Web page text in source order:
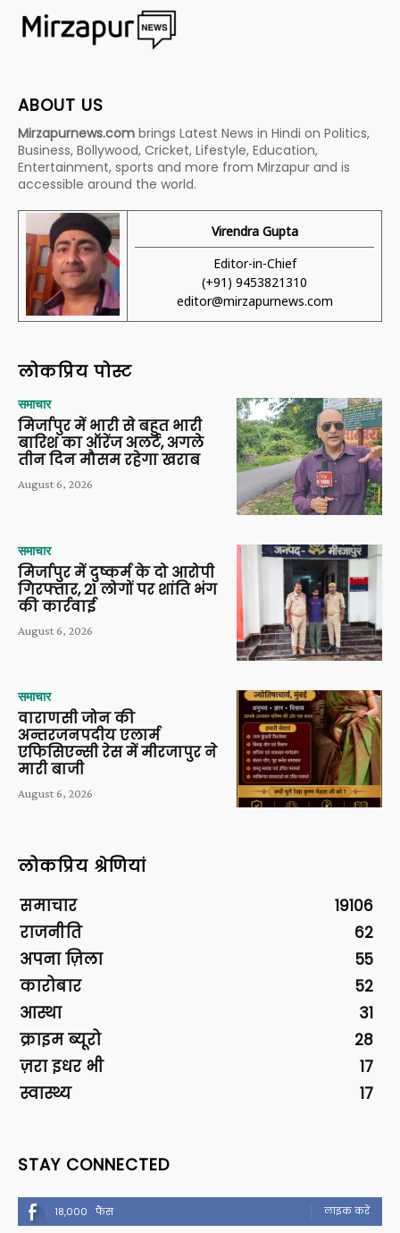
ABOUT US
Mirzapurnews.com brings Latest News in Hindi on Politics,
Business, Bollywood, Cricket, Lifestyle, Education,
Entertainment, sports and more from Mirzapur and is
accessible around the world.
Virendra Gupta
Editor-in-Chief
(+91) 9453821310
editor@mirzapurnews.com
लोकप्रिय पोस्ट
समाचार
मिर्जापुर में भारी से बहुत भारी
बारिश का ऑरेंज अलर्ट, अगले
तीन दिन मौसम रहेगा खराब
August 6, 2026
समाचार
मिर्जापुर में दुष्कर्म के दो आरोपी
गिरफ्तार, 21 लोगों पर शांति भंग
की कार्रवाई
August 6, 2026
समाचार
वाराणसी जोन की
अन्तरजनपदीय एलार्म
एफिसिएन्सी रेस में मीरजापुर ने
मारी बाजी
August 6, 2026
लोकप्रिय श्रेणियां
समाचार
19106
राजनीति
62
अपना ज़िला
55
कारोबार
52
आस्था
31
क्राइम ब्यूरो
28
ज़रा इधर भी
17
स्वास्थ्य
17
STAY CONNECTED
18,000 फैंस लाइक करें